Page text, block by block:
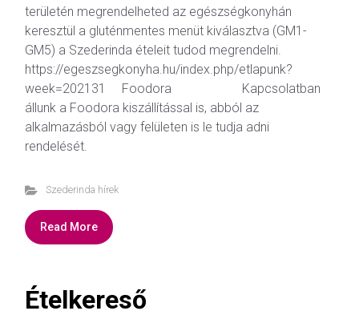
területén megrendelheted az egészségkonyhán
keresztül a gluténmentes menüt kiválasztva (GM1-
GM5) a Szederinda ételeit tudod megrendelni.
https://egeszsegkonyha.hu/index.php/etlapunk?
week=202131 Foodora Kapcsolatban
állunk a Foodora kiszállítással is, abból az
alkalmazásból vagy felületen is le tudja adni
rendelését.
Szederinda hírek
Read More
Ételkereső